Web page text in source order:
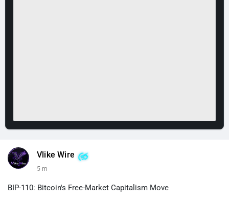
Vlike Wire
5 m
BIP-110: Bitcoin's Free-Market Capitalism Move